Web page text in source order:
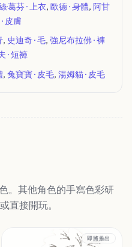
·葛芬 · 上衣, 歐德 · 身體, 阿甘
皮膚
, 史迪奇 · 毛, 強尼布拉佛 · 褲
· 短褲
, 兔寶寶 · 皮毛, 湯姆貓 · 皮毛
。其他角色的手寫色彩研
直接開玩。
即將推出